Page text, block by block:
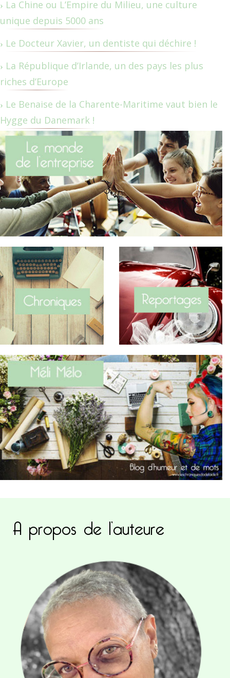
La Chine ou L’Empire du Milieu, une culture
unique depuis 5000 ans
Le Docteur Xavier, un dentiste qui déchire !
La République d’Irlande, un des pays les plus
riches d’Europe
Le Benaise de la Charente-Maritime vaut bien le
Hygge du Danemark !
A propos de l’auteure